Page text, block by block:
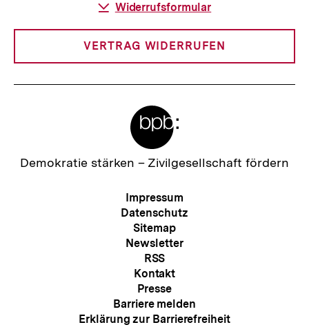
:
Download-
Widerrufsformular
VERTRAG WIDERRUFEN
Zur
Demokratie stärken – Zivilgesellschaft fördern
Meta-
Navigation
Impressum
Datenschutz
Sitemap
Newsletter
RSS
Kontakt
Presse
Barriere melden
Erklärung zur Barrierefreiheit